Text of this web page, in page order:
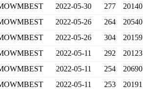
2022-05-30 277
20140
2022-05-26 264
20540
2022-05-26 304
20159
2022-05-11 292
20123
2022-05-11 254
20690
2022-05-11 253
20191